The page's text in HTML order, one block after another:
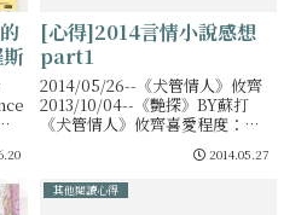
[心得]2014言情小說感想
part1
2014/05/26--《犬管情人》攸齊
2013/10/04--《艷探》BY蘇打
《犬管情人》攸齊喜愛程度：
★★★★「我不喜歡牛奶，你幫我
喝掉，不能告訴我爸我媽喔……打
勾勾……」「我要摺999個星星給
你
2014.05.27
其他閱讀心得